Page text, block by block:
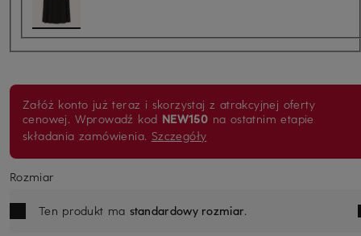
Załóż konto już teraz i skorzystaj z atrakcyjnej oferty
cenowej. Wprowadź kod NEW150 na ostatnim etapie
składania zamówienia. Szczegóły
Rozmiar
Ten produkt ma standardowy rozmiar.